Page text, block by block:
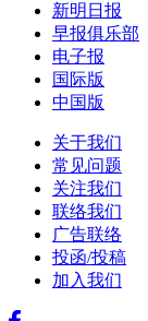
新明日报
早报俱乐部
电子报
国际版
中国版
关于我们
常见问题
关注我们
联络我们
广告联络
投函/投稿
加入我们